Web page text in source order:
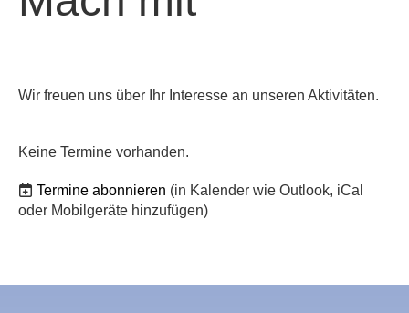
Wir freuen uns über Ihr Interesse an unseren Aktivitäten.
Keine Termine vorhanden.
Termine abonnieren (in Kalender wie Outlook, iCal
oder Mobilgeräte hinzufügen)